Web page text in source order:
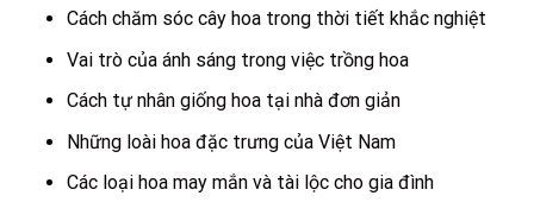
Cách chăm sóc cây hoa trong thời tiết khắc nghiệt
Vai trò của ánh sáng trong việc trồng hoa
Cách tự nhân giống hoa tại nhà đơn giản
Những loài hoa đặc trưng của Việt Nam
Các loại hoa may mắn và tài lộc cho gia đình